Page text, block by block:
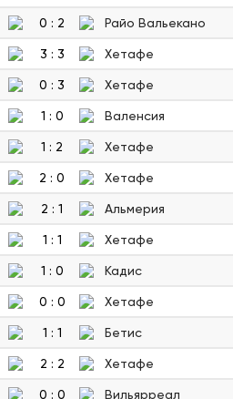
0 : 2 Райо Вальекано
3 : 3 Хетафе
0 : 3 Хетафе
1 : 0 Валенсия
1 : 2 Хетафе
2 : 0 Хетафе
2 : 1 Альмерия
1 : 1 Хетафе
1 : 0 Кадис
0 : 0 Хетафе
1 : 1 Бетис
2 : 2 Хетафе
0 : 0 Вильярреал